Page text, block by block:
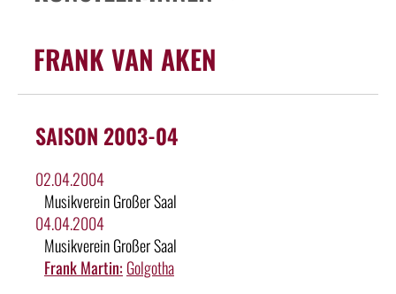
FRANK VAN AKEN
SAISON 2003-04
02.04.2004
Musikverein Großer Saal
04.04.2004
Musikverein Großer Saal
Frank Martin: Golgotha